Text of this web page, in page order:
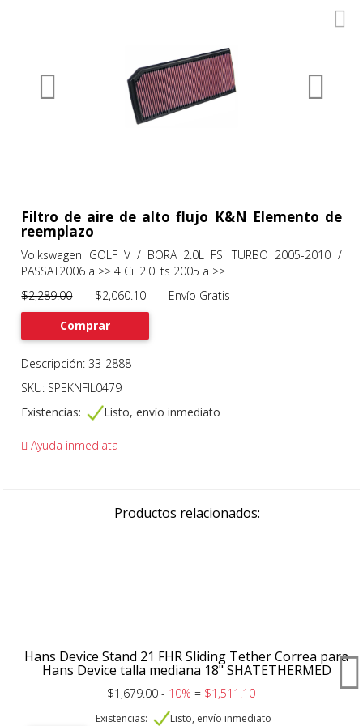
About
Previous
Filtro de aire de alto flujo K&N Elemento de
reemplazo
Volkswagen GOLF V / BORA 2.0L FSi TURBO 2005-2010 /
PASSAT2006 a >> 4 Cil 2.0Lts 2005 a >>
$2,289.00$2,060.10 Envío Gratis
Comprar
Descripción: 33-2888
SKU: SPEKNFIL0479
Existencias:
Listo, envío inmediato
Ayuda inmediata
Productos relacionados:
Hans Device Stand 21 FHR Sliding Tether Correa para
Hans Device talla mediana 18" SHATETHERMED
$1,679.00 - 10%= $1,511.10
Existencias: Listo, envío inmediato